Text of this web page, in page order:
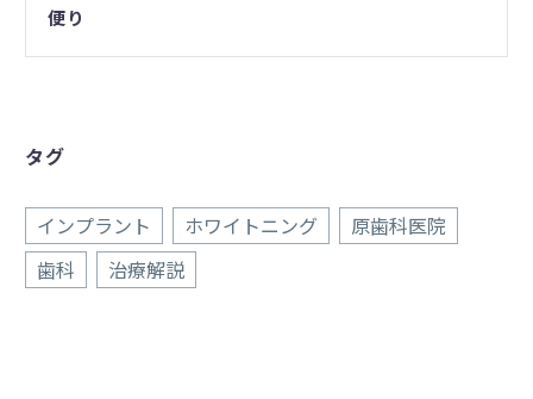
便り
タグ
インプラント ホワイトニング
原歯科医院
歯科
治療解説